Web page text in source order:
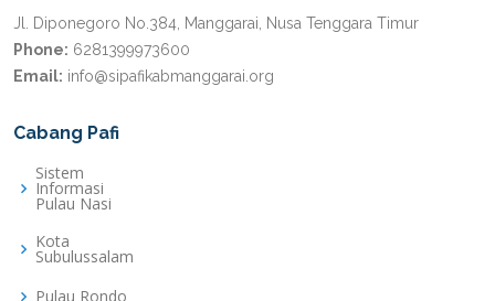
Jl. Diponegoro No.384, Manggarai, Nusa Tenggara Timur
Phone: 6281399973600
Email: info@sipafikabmanggarai.org
Cabang Pafi
Sistem
Informasi
Pulau Nasi
Kota
Subulussalam
Pulau Rondo